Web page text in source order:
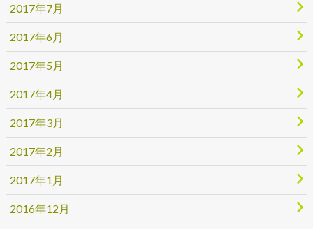
2017年7月
2017年6月
2017年5月
2017年4月
2017年3月
2017年2月
2017年1月
2016年12月